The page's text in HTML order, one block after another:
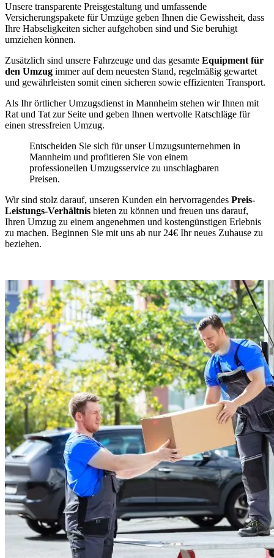
Unsere transparente Preisgestaltung und umfassende
Versicherungspakete für Umzüge geben Ihnen die Gewissheit, dass
Ihre Habseligkeiten sicher aufgehoben sind und Sie beruhigt
umziehen können.
Zusätzlich sind unsere Fahrzeuge und das gesamte Equipment für
den Umzug immer auf dem neuesten Stand, regelmäßig gewartet
und gewährleisten somit einen sicheren sowie effizienten Transport.
Als Ihr örtlicher Umzugsdienst in Mannheim stehen wir Ihnen mit
Rat und Tat zur Seite und geben Ihnen wertvolle Ratschläge für
einen stressfreien Umzug.
Entscheiden Sie sich für unser Umzugsunternehmen in
Mannheim und profitieren Sie von einem
professionellen Umzugsservice zu unschlagbaren
Preisen.
Wir sind stolz darauf, unseren Kunden ein hervorragendes Preis-
Leistungs-Verhältnis bieten zu können und freuen uns darauf,
Ihren Umzug zu einem angenehmen und kostengünstigen Erlebnis
zu machen. Beginnen Sie mit uns ab nur 24€ Ihr neues Zuhause zu
beziehen.